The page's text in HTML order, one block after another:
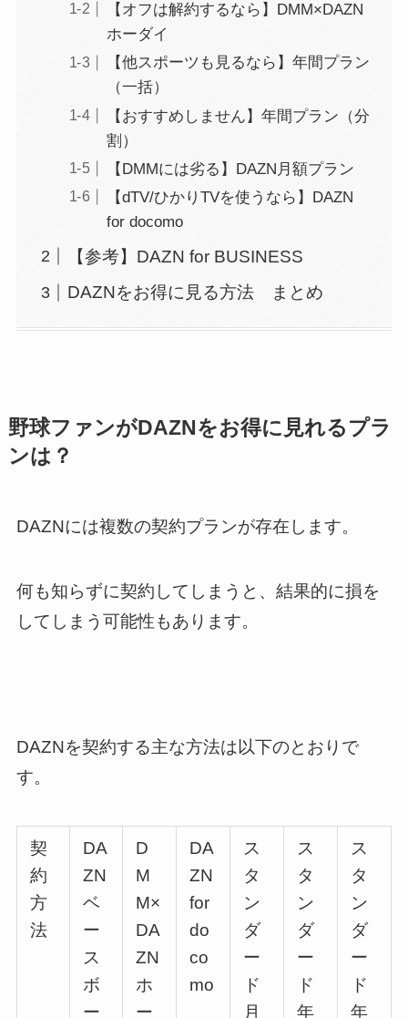
【オフは解約するなら】DMM×DAZN
ホーダイ
【他スポーツも見るなら】年間プラン
（一括）
【おすすめしません】年間プラン（分
割）
【DMMには劣る】DAZN月額プラン
【dTV/ひかりTVを使うなら】DAZN
for docomo
【参考】DAZN for BUSINESS
DAZNをお得に見る方法 まとめ
野球ファンがDAZNをお得に見れるプラ
ンは？
DAZNには複数の契約プランが存在します。
何も知らずに契約してしまうと、 結果的に損を
してしまう 可能性もあります。
DAZNを契約する主な方法は以下のとおりで
す。
契
約
方
法
DA
ZN
ベ
ー
ス
ボ
ー
D
M
M×
DA
ZN
ホ
ー
DA
ZN
for
do
co
mo
ス
タ
ン
ダ
ー
ド
月
ス
タ
ン
ダ
ー
ド
年
ス
タ
ン
ダ
ー
ド
年